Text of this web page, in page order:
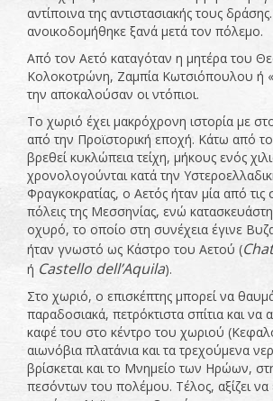
αντίποινα της αντιστασιακής τους
ανοικοδομήθηκε ξανά μετά τον πόλεμο.
Από τον Αετό καταγόταν η μητέρα του
Κολοκοτρώνη, Ζαμπία Κωτσιόπουλου ή
την αποκαλούσαν οι ντόπιοι.
Το χωριό έχει μακρόχρονη ιστορία με
από την Προϊστορική εποχή. Κάτω από
βρεθεί κυκλώπεια τείχη, μήκους ενός
χρονολογούνται κατά την
Φραγκοκρατίας, ο Αετός ήταν μία από τις
πόλεις της Μεσσηνίας, ενώ
οχυρό, το οποίο στη συνέχεια έγινε
ήταν γνωστό ως Κάστρο του Αετού (
ή Castello dell’Aquila).
Στο χωριό, ο επισκέπτης μπορεί να
παραδοσιακά, πετρόκτιστα σπίτια και να
καφέ του στο κέντρο του χωριού
αιωνόβια πλατάνια και τα τρεχούμενα
βρίσκεται και το Μνημείο των Ηρώων,
πεσόντων του πολέμου. Τέλος, αξίζει να